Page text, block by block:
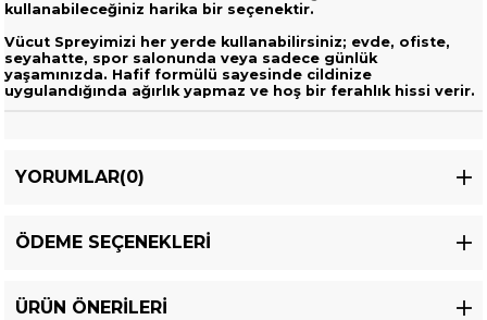
kullanabileceğiniz harika bir seçenektir.
Vücut Spreyimizi her yerde kullanabilirsiniz; evde, ofiste,
seyahatte, spor salonunda veya sadece günlük
yaşamınızda. Hafif formülü sayesinde cildinize
uygulandığında ağırlık yapmaz ve hoş bir ferahlık hissi verir.
YORUMLAR(0)
ÖDEME SEÇENEKLERI
ÜRÜN ÖNERILERI